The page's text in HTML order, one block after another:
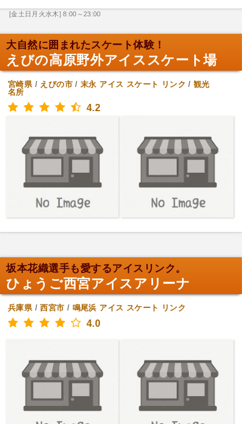
[金土日月火水木] 8:00～23:00
大自然に囲まれたスケート体験！
えびの高原野外アイススケート場
宮崎県/ えびの市/末永 アイス スケート リンク /観光
名所
4.2
坂本花織選手も愛するアイスリンク。
ひょうご西宮アイスアリーナ
兵庫県/西宮市 / 鳴尾浜 アイス スケート リンク
4.0